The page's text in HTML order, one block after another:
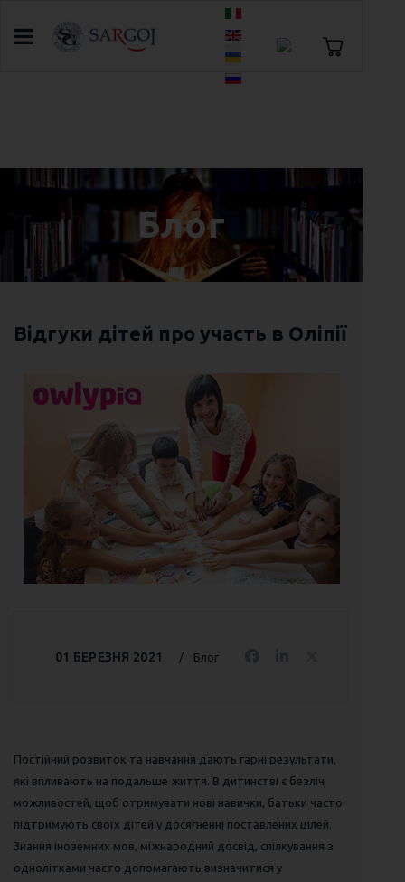
Оберіть свою мову
Блог
Відгуки дітей про участь в Оліпії
Блог
01 БЕРЕЗНЯ 2021
Постійний розвиток та навчання дають гарні результати,
які впливають на подальше життя. В дитинстві є безліч
можливостей, щоб отримувати нові навички, батьки часто
підтримують своїх дітей у досягненні поставлених цілей.
Знання іноземних мов, міжнародний досвід, спілкування з
однолітками часто допомагають визначитися у